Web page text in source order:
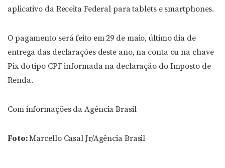
aplicativo da Receita Federal para tablets e smartphones.
O pagamento será feito em 29 de maio, último dia de
entrega das declarações deste ano, na conta ou na chave
Pix do tipo CPF informada na declaração do Imposto de
Renda.
Com informações da Agência Brasil
Foto:Marcello Casal Jr/Agência Brasil